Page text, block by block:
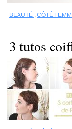
BEAUTÉ , CÔTÉ
3 tutos